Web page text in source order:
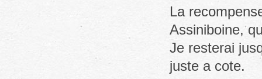
La
Assiniboine,
Je resterai
juste a cote.